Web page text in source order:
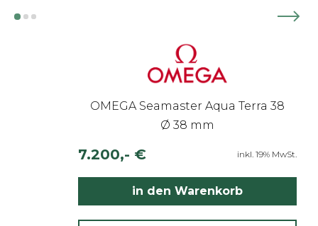
OMEGA Seamaster Aqua Terra 38
Ø 38 mm
7.200,- € inkl. 19% MwSt.
in den Warenkorb